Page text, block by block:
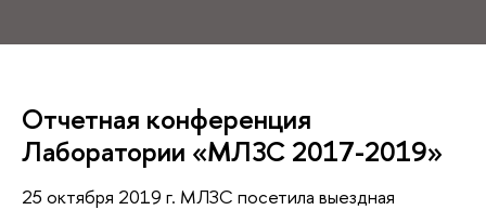
Отчетная конференция
Лаборатории «МЛЗС 2017-2019»
25 октября 2019 г. МЛЗС посетила выездная